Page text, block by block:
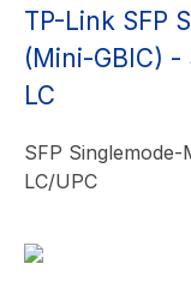
TP-Link SFP
(Mini-GBIC) -
LC
SFP
LC/UPC